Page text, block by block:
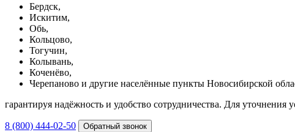
Бердск,
Искитим,
Обь,
Кольцово,
Тогучин,
Колывань,
Коченёво,
Черепаново и другие населённые пункты Новосибирской
гарантируя надёжность и удобство сотрудничества. Для
8 (800) 444-02-50